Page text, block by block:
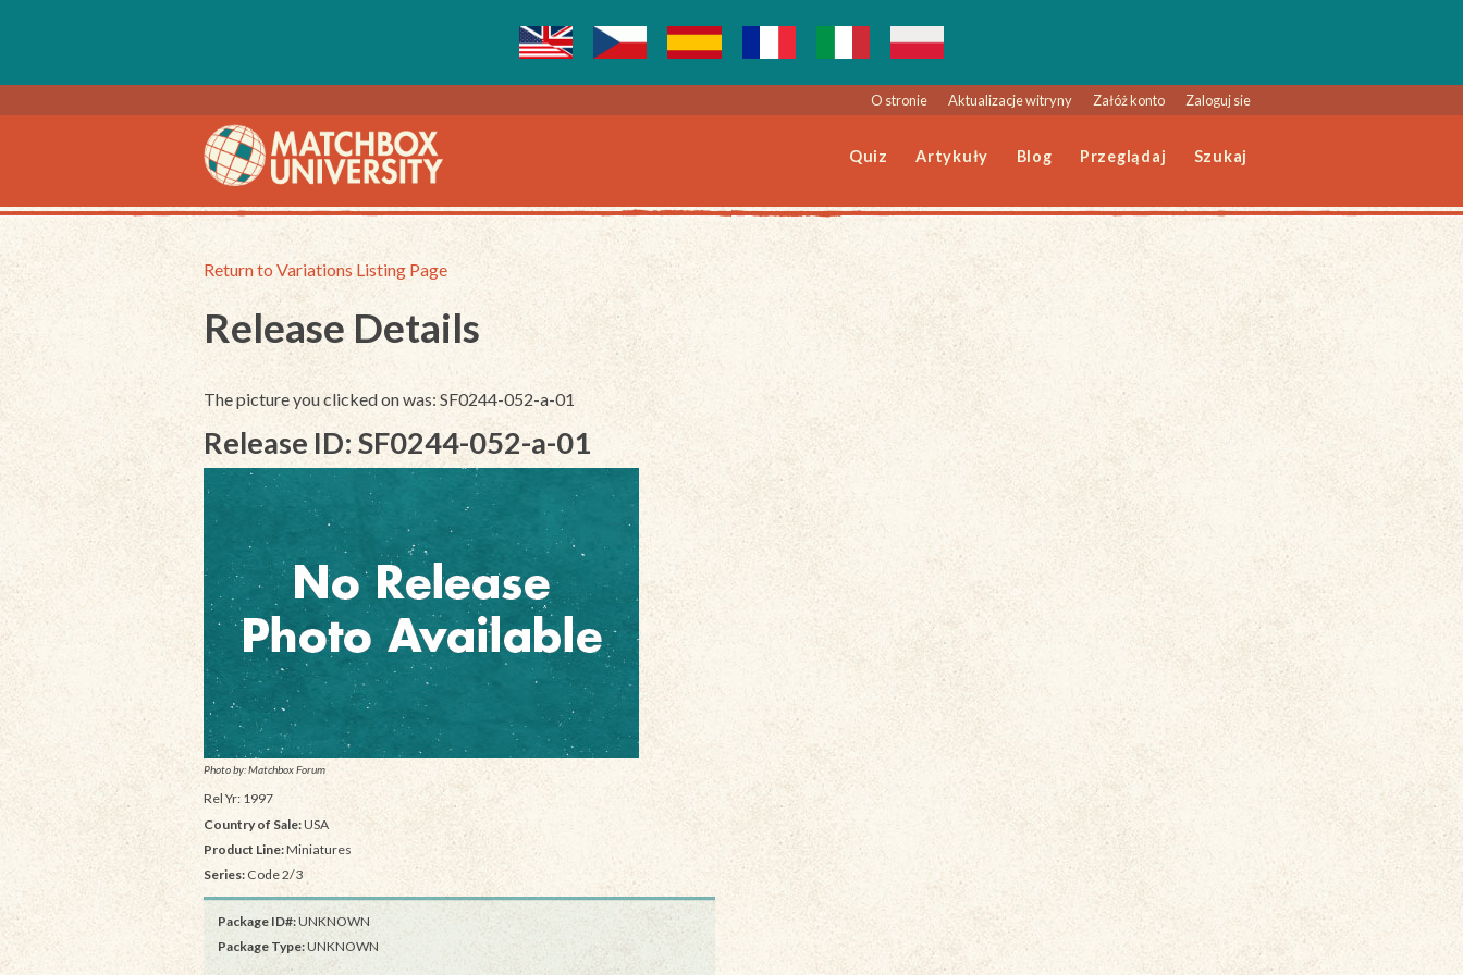
O stronie Aktualizacje witryny Załóż konto Zaloguj sie
Quiz Artykuły Blog Przeglądaj Szukaj
Return to Variations Listing Page
Release Details
The picture you clicked on was: SF0244-052-a-01
Release ID: SF0244-052-a-01
Photo by: Matchbox Forum
Rel Yr: 1997
Country of Sale:USA
Product Line:Miniatures
Series:Code 2/3
Package ID#:UNKNOWN
Package Type:UNKNOWN